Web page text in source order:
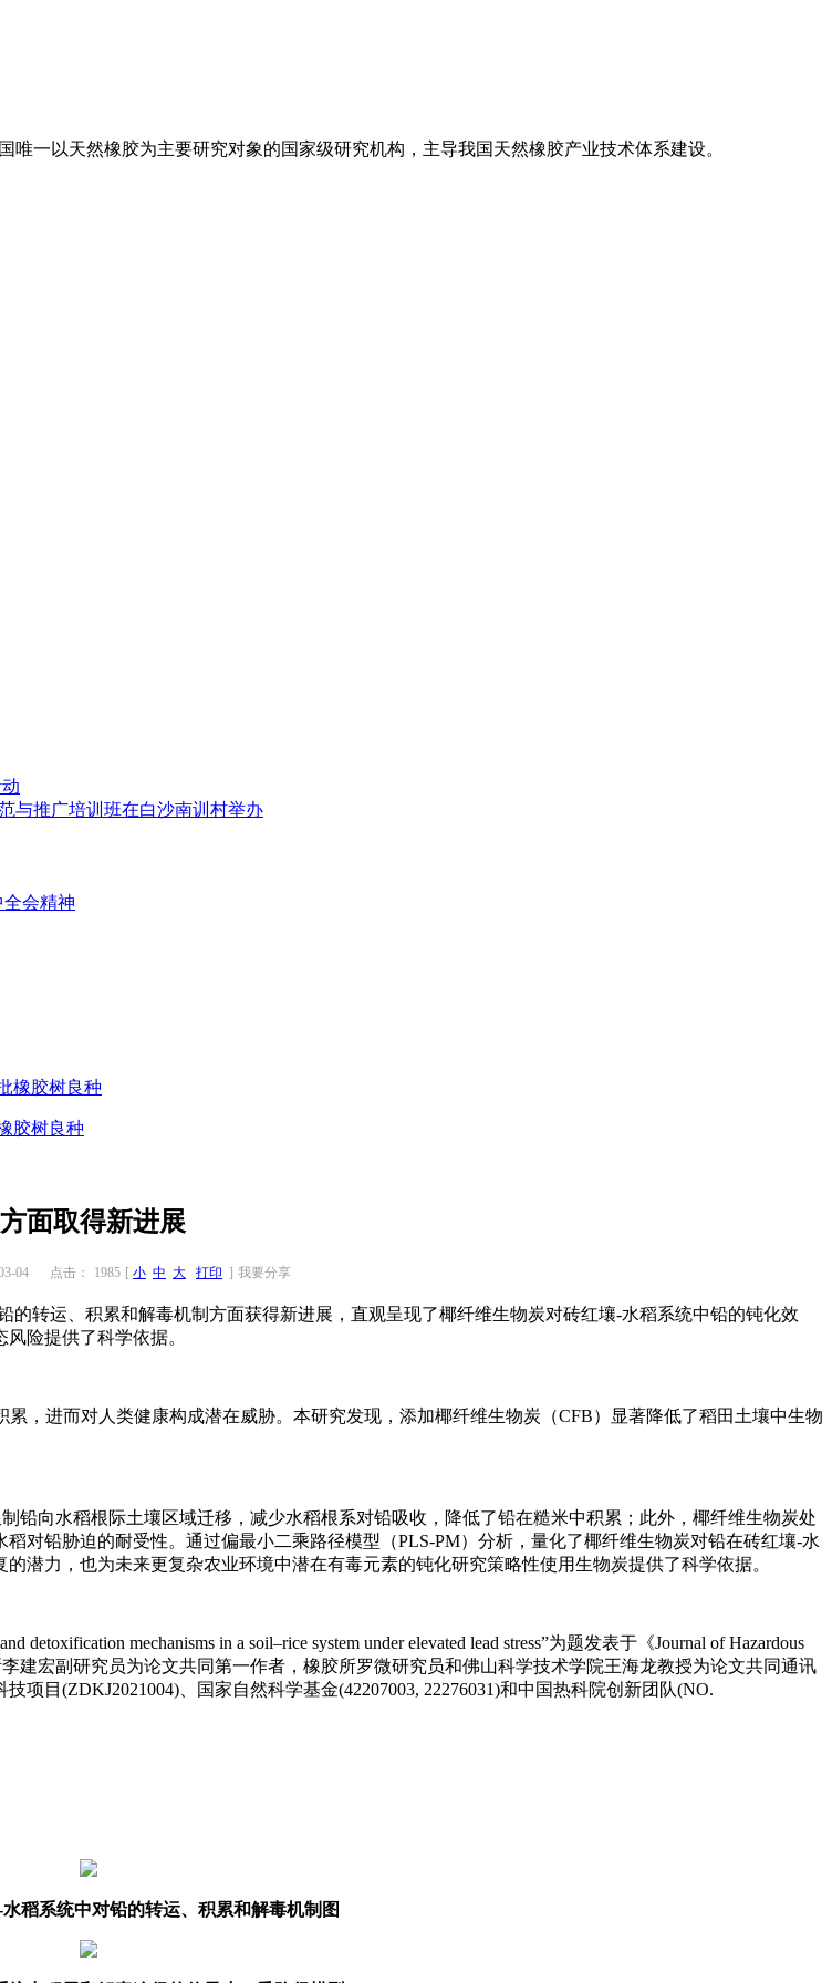
一以天然橡胶为主要研究对象的国家级研究机构，主导我国天然橡胶产业技术体系建设。
与推广培训班在白沙南训村举办
会精神
胶树良种
面取得新进展
04 点击： 1985 [ 小 中 大 打印 ] 我要分享
运、积累和解毒机制方面获得新进展，直观呈现了椰纤维生物炭对砖红壤-水稻系统中铅的钝化效
险提供了科学依据。
进而对人类健康构成潜在威胁。本研究发现，添加椰纤维生物炭（CFB）显著降低了稻田土壤中生物
向水稻根际土壤区域迁移，减少水稻根系对铅吸收，降低了铅在糙米中积累；此外，椰纤维生物炭处
对铅胁迫的耐受性。通过偏最小二乘路径模型（PLS-PM）分析，量化了椰纤维生物炭对铅在砖红壤-水
潜力，也为未来更复杂农业环境中潜在有毒元素的钝化研究策略性使用生物炭提供了科学依据。
mechanisms in a soil–rice system under elevated lead stress”为题发表于《Journal of Hazardous
建宏副研究员为论文共同第一作者，橡胶所罗微研究员和佛山科学技术学院王海龙教授为论文共同通讯
目(ZDKJ2021004)、国家自然科学基金(42207003, 22276031)和中国热科院创新团队(NO.
稻系统中对铅的转运、积累和解毒机制图